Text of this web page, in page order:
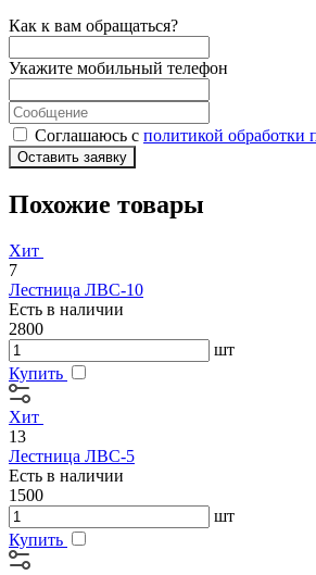
Как к вам обращаться?
Укажите мобильный телефон
Соглашаюсь с политикой обработки
Оставить заявку
Похожие товары
Хит
7
Лестница ЛВС-10
Есть в наличии
2800
шт
Купить
Хит
13
Лестница ЛВС-5
Есть в наличии
1500
шт
Купить